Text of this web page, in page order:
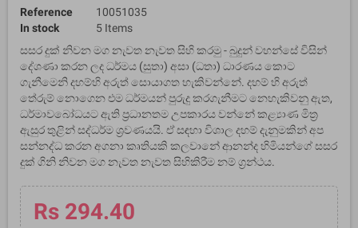
Reference
10051035
In stock
5 Items
සසර දුක් නිවන මග නැවත නැවත සිහි කරමු - බුදුන් වහන්සේ විසින්
දේශණා කරන ලද ධර්මය (සුතා) අසා (ධතා) ධාරණය කොට
ගැනීමෙනි දහම්හි අරුත් සොයාගත හැකිවන්නේ. දහම් හි අරුත්
තේරුම් නොගෙන එම ධර්මයන් පුරුදු කරගැනීමට නෙහැකිවනු ඇත,
ධර්මාවබෝධයට ඇති ප්‍රධානතම උපකාරය වන්නේ කළ්‍යාණ මිත්‍ර
ඇසුර තුළින් සද්ධර්ම ශ්‍රවණයයි. ඒ සඳහා විශාල දහම් දැනුමකින් අප
සන්නද්ධ කරන අගනා කෘතියකි කලවානේ ආනන්ද හිමියන්ගේ සසර
දුක් ගිනි නිවන මග නැවත නැවත සිහිකිරීම නම් ග්‍රන්ථය.
Rs 294.40